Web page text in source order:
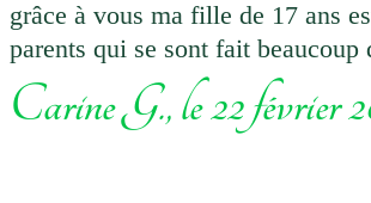
grâce à vous ma fille de 17 ans
parents qui se sont fait
Carine G., le 22 février